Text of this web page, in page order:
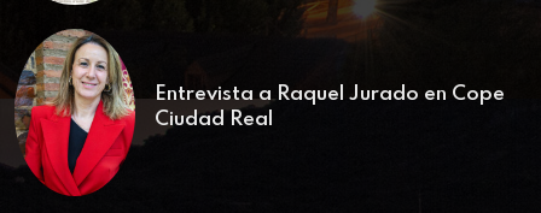
Entrevista a Raquel Jurado en Cope
Ciudad Real